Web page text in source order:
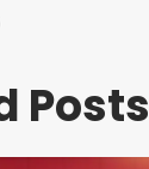
Posts